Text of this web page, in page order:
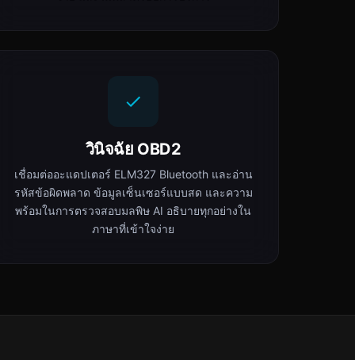
วินิจฉัย OBD2
เชื่อมต่ออะแดปเตอร์ ELM327 Bluetooth และอ่าน
รหัสข้อผิดพลาด ข้อมูลเซ็นเซอร์แบบสด และความ
พร้อมในการตรวจสอบมลพิษ AI อธิบายทุกอย่างใน
ภาษาที่เข้าใจง่าย